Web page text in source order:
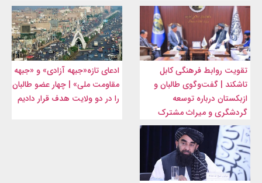
تقویت روابط فرهنگی کابل
تاشکند | گفت‌وگوی طالبان و
ازبکستان درباره توسعه
گردشگری و میراث مشترک
ادعای تازه«جبهه آزادی» و «جبهه
مقاومت ملی» | چهار عضو طالبان
را در دو ولایت هدف قرار دادیم